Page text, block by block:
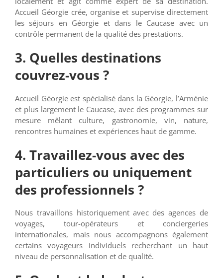
Accueil Géorgie crée, organise et supervise directement
les séjours en Géorgie et dans le Caucase avec un
contrôle permanent de la qualité des prestations.
3. Quelles destinations
couvrez-vous ?
Accueil Géorgie est spécialisé dans la Géorgie, l’Arménie
et plus largement le Caucase, avec des programmes sur
mesure mêlant culture, gastronomie, vin, nature,
rencontres humaines et expériences haut de gamme.
4. Travaillez-vous avec des
particuliers ou uniquement
des professionnels ?
Nous travaillons historiquement avec des agences de
voyages, tour-opérateurs et conciergeries
internationales, mais nous accompagnons également
certains voyageurs individuels recherchant un haut
niveau de personnalisation et de qualité.